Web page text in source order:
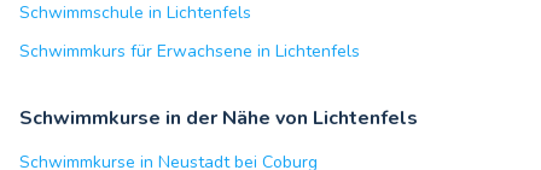
Schwimmschule in Lichtenfels
Schwimmkurs für Erwachsene in Lichtenfels
Schwimmkurse in der Nähe von Lichtenfels
Schwimmkurse in Neustadt bei Coburg